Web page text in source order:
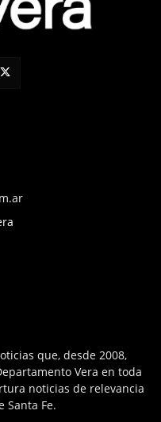
que, desde 2008,
Vera en toda
noticias de relevancia
Santa Fe.